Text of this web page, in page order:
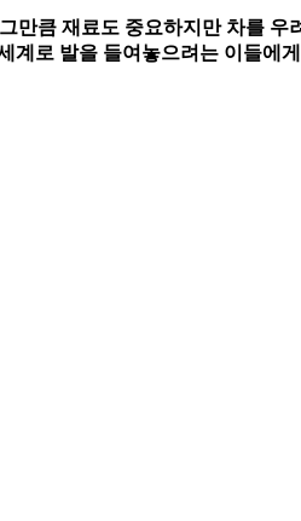
만큼 재료도 중요하지만 차를
계로 발을 들여놓으려는 이들에